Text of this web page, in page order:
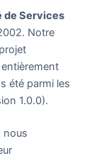
de Services
Notre
entièrement
été parmi les
1.0.0).
nous